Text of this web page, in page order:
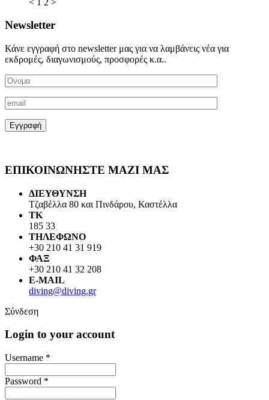
Newsletter
Κάνε εγγραφή στο newsletter μας για να λαμβάνεις νέα για
εκδρομές, διαγωνισμούς, προσφορές κ.α..
ΕΠΙΚΟΙΝΩΝΗΣΤΕ ΜΑΖΙ ΜΑΣ
ΔΙΕΥΘΥΝΣΗ
Τζαβέλλα 80 και Πινδάρου, Καστέλλα
ΤΚ
185 33
ΤΗΛΕΦΩΝΟ
+30 210 41 31 919
ΦΑΞ
+30 210 41 32 208
E-MAIL
diving@diving.gr
Σύνδεση
Login to your account
Username *
Password *